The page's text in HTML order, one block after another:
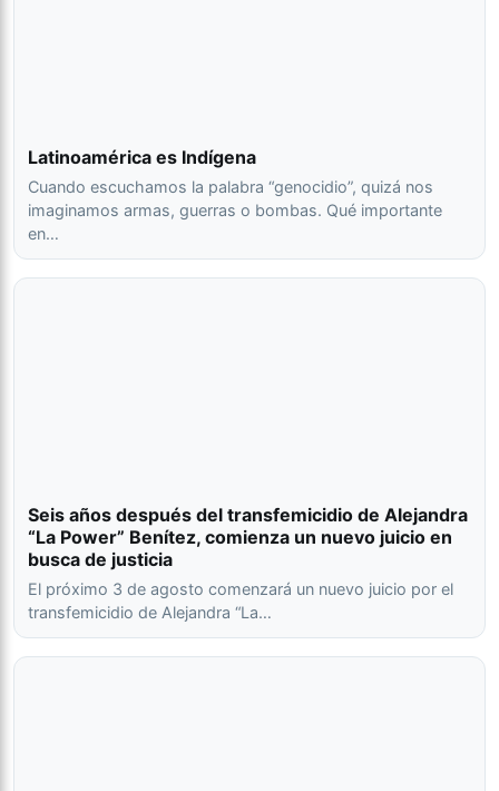
Latinoamérica es Indígena
Cuando escuchamos la palabra “genocidio”, quizá nos
imaginamos armas, guerras o bombas. Qué importante
en…
Seis años después del transfemicidio de Alejandra
“La Power” Benítez, comienza un nuevo juicio en
busca de justicia
El próximo 3 de agosto comenzará un nuevo juicio por el
transfemicidio de Alejandra “La…